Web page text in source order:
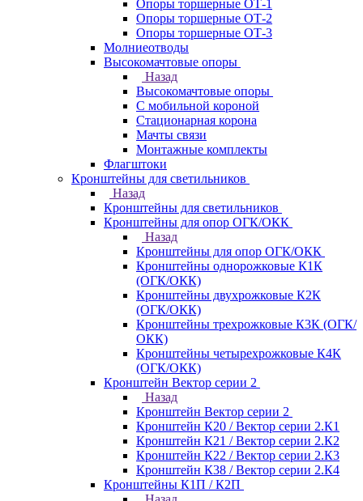
Опоры торшерные ОТ-1
Опоры торшерные ОТ-2
Опоры торшерные ОТ-3
Молниеотводы
Высокомачтовые опоры
Назад
Высокомачтовые опоры
С мобильной короной
Стационарная корона
Мачты связи
Монтажные комплекты
Флагштоки
Кронштейны для светильников
Назад
Кронштейны для светильников
Кронштейны для опор ОГК/ОКК
Назад
Кронштейны для опор ОГК/ОКК
Кронштейны однорожковые К1К
(ОГК/ОКК)
Кронштейны двухрожковые К2К
(ОГК/ОКК)
Кронштейны трехрожковые К3К (ОГК/
ОКК)
Кронштейны четырехрожковые К4К
(ОГК/ОКК)
Кронштейн Вектор серии 2
Назад
Кронштейн Вектор серии 2
Кронштейн К20 / Вектор серии 2.К1
Кронштейн К21 / Вектор серии 2.К2
Кронштейн К22 / Вектор серии 2.К3
Кронштейн К38 / Вектор серии 2.К4
Кронштейны К1П / К2П